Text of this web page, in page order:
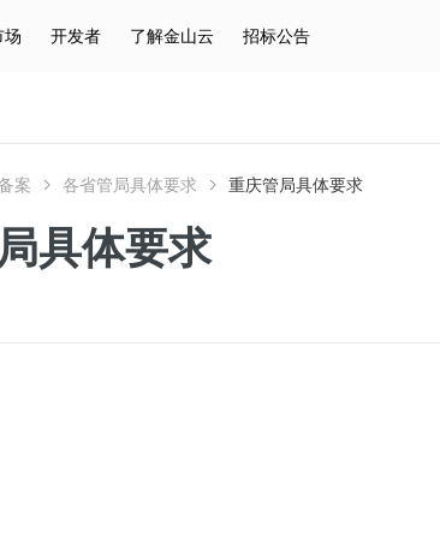
场 开发者 了解金山云 招标公告
案 各省管局具体要求 重庆管局具体要求
具体要求